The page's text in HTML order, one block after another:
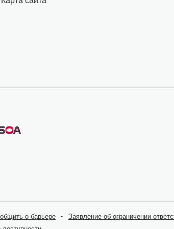
о барьере
Заявление об ограничении